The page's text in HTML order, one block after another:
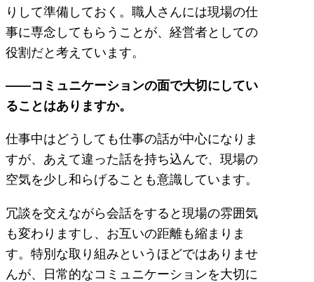
りして準備しておく。職人さんには現場の仕
事に専念してもらうことが、経営者としての
役割だと考えています。
――コミュニケーションの面で大切にしてい
ることはありますか。
仕事中はどうしても仕事の話が中心になりま
すが、あえて違った話を持ち込んで、現場の
空気を少し和らげることも意識しています。
冗談を交えながら会話をすると現場の雰囲気
も変わりますし、お互いの距離も縮まりま
す。特別な取り組みというほどではありませ
んが、日常的なコミュニケーションを大切に